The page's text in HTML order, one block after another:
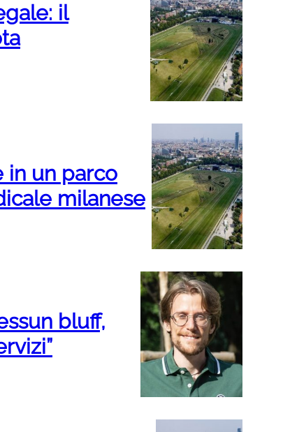
il
in un parco
milanese
bluff,